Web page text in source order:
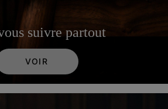
suivre partout
VOIR